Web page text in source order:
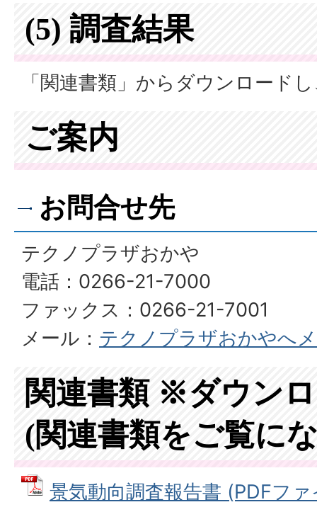
(5) 調査結果
「関連書類」からダウンロード
ご案内
お問合せ先
テクノプラザおかや
電話：0266-21-7000
ファックス：0266-21-7001
メール： テクノプラザおかやへ
関連書類 ※ダウン
(関連書類をご覧に
景気動向調査報告書 (PDFフ